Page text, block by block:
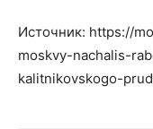
Источник: https://
moskvy-nachalis-
kalitnikovskogo-